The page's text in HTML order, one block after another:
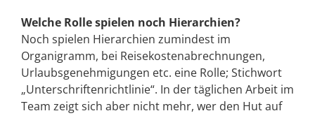
Welche Rolle spielen noch Hierarchien?
Noch spielen Hierarchien zumindest im
Organigramm, bei Reisekostenabrechnungen,
Urlaubsgenehmigungen etc. eine Rolle; Stichwort
„Unterschriftenrichtlinie“. In der täglichen Arbeit im
Team zeigt sich aber nicht mehr, wer den Hut auf